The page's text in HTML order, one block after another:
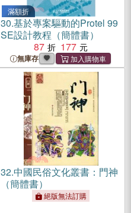
滿額折
30.基於專案驅動的Protel 99
SE設計教程（簡體書）
87
177
無庫存
32.中國民俗文化叢書：門神
（簡體書）
絕版無法訂購